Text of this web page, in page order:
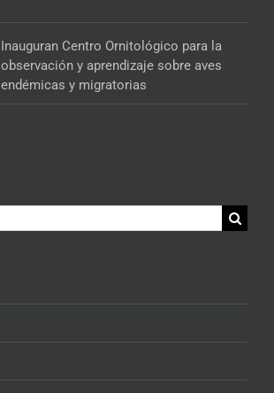
Inauguran Centro Ornitológico para la
observación y aprendizaje sobre aves
endémicas y migratorias